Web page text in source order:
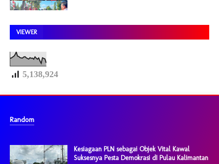
VIEWER
5,138,924
Random
Kesiagaan PLN sebagai Objek Vital Kawal
Suksesnya Pesta Demokrasi dI Pulau Kalimantan